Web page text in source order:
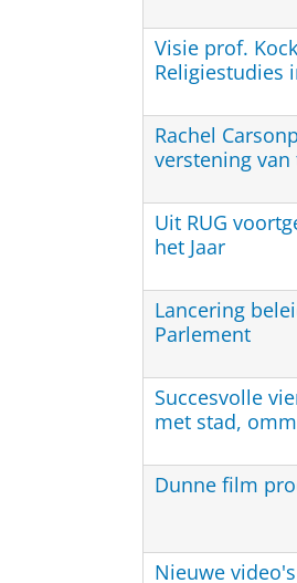
Visie prof.
Religiestudies
Rachel
verstening
Uit RUG
het Jaar
Lancering
Parlement
Succesvolle
met stad,
Dunne film
Nieuwe